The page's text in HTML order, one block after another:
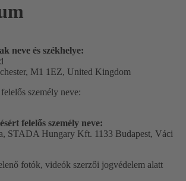
neve és székhelye:
M1 1EZ, United Kingdom
személy neve:
felelős személy neve:
STADA Hungary Kft. 1133 Budapest, Váci
fotók, videók szerzői jogvédelem alatt